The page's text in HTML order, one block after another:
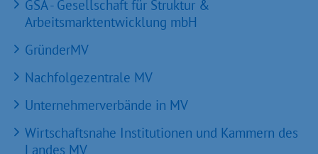
GSA - Gesellschaft für Struktur &
Arbeitsmarktentwicklung mbH
GründerMV
Nachfolgezentrale MV
Unternehmerverbände in MV
Wirtschaftsnahe Institutionen und Kammern des
Landes MV